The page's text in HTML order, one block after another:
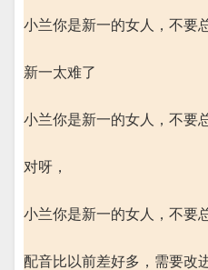
小兰你是新一的女人，不要
新一太难了
小兰你是新一的女人，不要
对呀，
小兰你是新一的女人，不要
配音比以前差好多，需要改